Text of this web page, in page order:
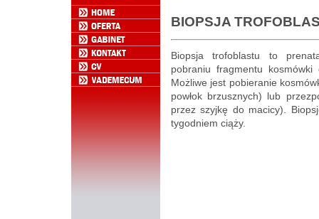
BIOPSJA
Biopsja trofoblastu to
pobraniu fragmentu
Możliwe jest pobieranie
powłok brzusznych) lub
przez szyjkę do macicy).
tygodniem ciąży.